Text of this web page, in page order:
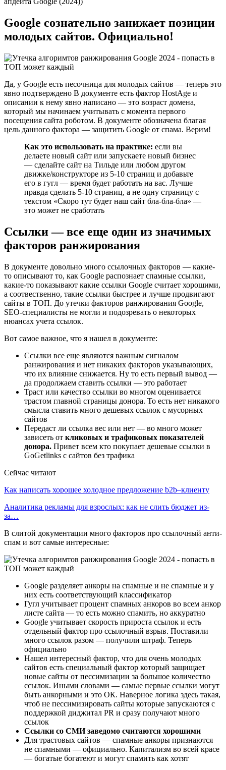
Google сознательно занижает позиции
молодых сайтов. Официально!
Да, у Google есть песочница для молодых сайтов — теперь это
явно подтверждено В документе есть фактор HostAge и
описании к нему явно написано — это возраст домена,
который мы начинаем учитывать с момента первого
посещения сайта роботом. В документе обозначена благая
цель данного фактора — защитить Google от спама. Верим!
Как это использовать на практике: если вы
делаете новый сайт или запускаете новый бизнес
— сделайте сайт на Тильде или любом другом
движке/конструкторе из 5-10 страниц и добавьте
его в гугл — время будет работать на вас. Лучше
правда сделать 5-10 страниц, а не одну страницу с
текстом «Скоро тут будет наш сайт бла-бла-бла» —
это может не сработать
Ссылки — все еще один из значимых
факторов ранжирования
В документе довольно много ссылочных факторов — какие-
то описывают то, как Google распознает спамные ссылки,
какие-то показывают какие ссылки Google считает хорошими,
а соотвественно, такие ссылки быстрее и лучше продвигают
сайты в ТОП. До утечки факторов ранжирования Google,
SEO-специалисты не могли и подозревать о некоторых
нюансах учета ссылок.
Вот самое важное, что я нашел в документе:
Ссылки все еще являются важным сигналом
ранжирования и нет никаких факторов указывающих,
что их влияние снижается. Ну то есть первый вывод —
да продолжаем ставить ссылки — это работает
Траст или качество ссылки во многом оценивается
трастом главной страницы донора. То есть нет никакого
смысла ставить много дешевых ссылок с мусорных
сайтов
Передаст ли ссылка вес или нет — во много может
зависеть от кликовых и трафиковых показателей
донора. Привет всем кто покупает дешевые ссылки в
GoGetlinks с сайтов без трафика
Сейчас читают
Как написать хорошее холодное предложение b2b–клиенту
Аналитика рекламы для взрослых: как не слить бюджет из-
за…
В слитой документации много факторов про ссылочный анти-
спам и вот самые интересные:
Google разделяет анкоры на спамные и не спамные и у
них есть соответствующий классификатор
Гугл учитывает процент спамных анкоров во всем анкор
листе сайта — то есть можно спамить, но аккуратно
Google учитывает скорость прироста ссылок и есть
отдельный фактор про ссылочный взрыв. Поставили
много ссылок разом — получили штраф. Теперь
официально
Нашел интересный фактор, что для очень молодых
сайтов есть специальный фактор который защищает
новые сайты от пессимизации за большое количество
ссылок. Иными словами — самые первые ссылки могут
быть анкорными и это ОК. Наверное логика здесь такая,
чтоб не пессимизировать сайты которые запускаются с
поддержкой диджитал PR и сразу получают много
ссылок
Ссылки со СМИ заведомо считаются хорошими
Для трастовых сайтов — спамные анкоры признаются
не спамными — официально. Капитализм во всей красе
— богатые богатеют и могут спамить как хотят